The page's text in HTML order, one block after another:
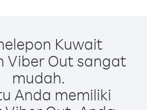
Kuwait
Viber Out sangat
mudah.
Anda memiliki